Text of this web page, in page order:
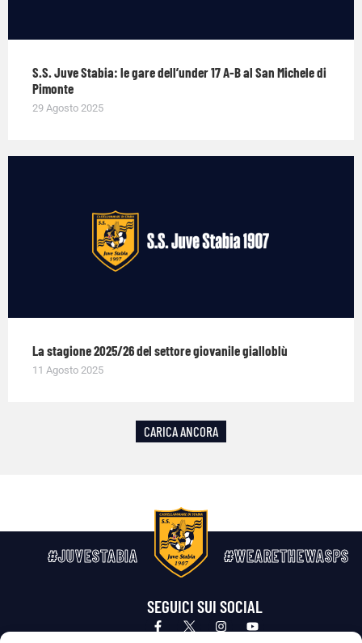
S.S. Juve Stabia: le gare dell’under 17 A-B al San Michele di
Pimonte
29 Agosto 2025
La stagione 2025/26 del settore giovanile gialloblù
11 Agosto 2025
CARICA ANCORA
#JUVESTABIA #WEARETHEWASPS
SEGUICI SUI SOCIAL